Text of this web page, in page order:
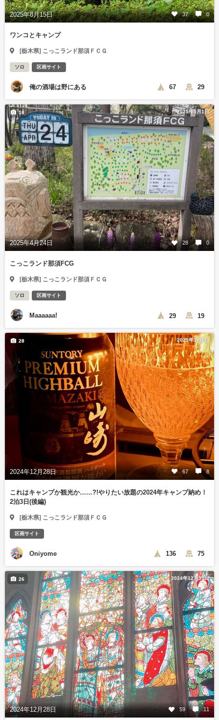
2025年8月15日 37 0
ワンコとキャンプ
[栃木県] こっこランド那須ＦＣＧ
ソロ 区画サイト
俺の酒場は野にある 67 29
2025年5月1日
2025年4月24日 28 0
18
こっこランド那須FCG
[栃木県] こっこランド那須ＦＣＧ
ソロ 区画サイト
Maaaaaa! 29 19
2025年1月1日
2024年12月28日 67 8
28
これはキャンプか観光か……?!やりたい放題の2024年キャンプ納め！
2泊3日(後編)
[栃木県] こっこランド那須ＦＣＧ
区画サイト
Oniyome 136 75
2024年12月31日
2024年12月28日 59 11
26